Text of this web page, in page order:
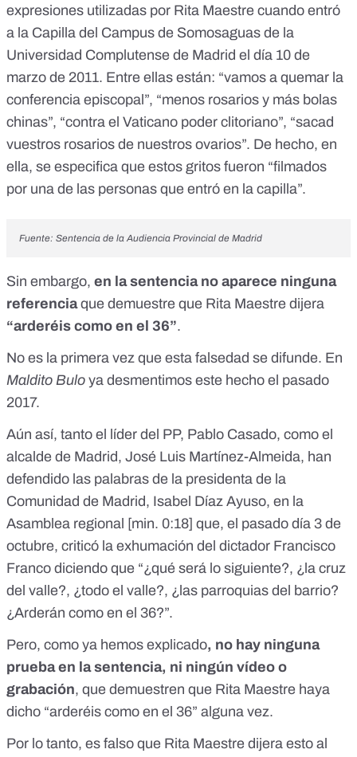
expresiones utilizadas por Rita Maestre cuando entró
a la Capilla del Campus de Somosaguas de la
Universidad Complutense de Madrid el día 10 de
marzo de 2011. Entre ellas están: “vamos a quemar la
conferencia episcopal”, “menos rosarios y más bolas
chinas”, “contra el Vaticano poder clitoriano”, “sacad
vuestros rosarios de nuestros ovarios”. De hecho, en
ella, se especifica que estos gritos fueron “filmados
por una de las personas que entró en la capilla”.
Fuente: Sentencia de la Audiencia Provincial de Madrid
Sin embargo, en la sentencia no aparece ninguna
referenciaque demuestre que Rita Maestre dijera
“arderéis como en el 36”.
No es la primera vez que esta falsedad se difunde. En
Maldito Bulo ya desmentimos este hecho el pasado
2017.
Aún así, tanto el líder del PP, Pablo Casado, como el
alcalde de Madrid, José Luis Martínez-Almeida, han
defendido las palabras de la presidenta de la
Comunidad de Madrid, Isabel Díaz Ayuso, en la
Asamblea regional [min. 0:18] que, el pasado día 3 de
octubre, criticó la exhumación del dictador Francisco
Franco diciendo que “¿qué será lo siguiente?, ¿la cruz
del valle?, ¿todo el valle?, ¿las parroquias del barrio?
¿Arderán como en el 36?”.
Pero, como ya hemos explicado, no hay ninguna
prueba en la sentencia, ni ningún vídeo o
grabación, que demuestren que Rita Maestre haya
dicho “arderéis como en el 36” alguna vez.
Por lo tanto, es falso que Rita Maestre dijera esto al